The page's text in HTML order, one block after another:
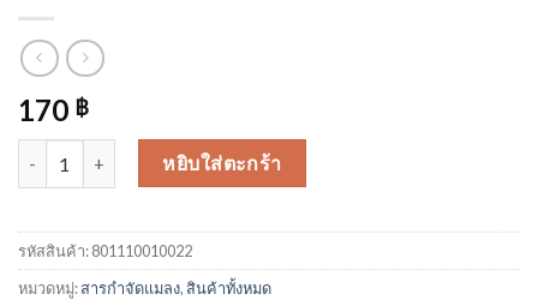
170 ฿
จำนวน ไซแอมดีไฮด์ 1 กิโลกรัม ชิ้น
หยิบใส่ตะกร้า
รหัสสินค้า:801110010022
หมวดหมู่:สารกำจัดแมลง, สินค้าทั้งหมด